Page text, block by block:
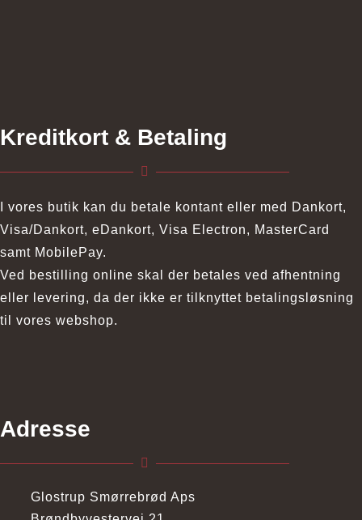
Kreditkort & Betaling
I vores butik kan du betale kontant eller med Dankort,
Visa/Dankort, eDankort, Visa Electron, MasterCard
samt MobilePay.
Ved bestilling online skal der betales ved afhentning
eller levering, da der ikke er tilknyttet betalingsløsning
til vores webshop.
Adresse
Glostrup Smørrebrød Aps